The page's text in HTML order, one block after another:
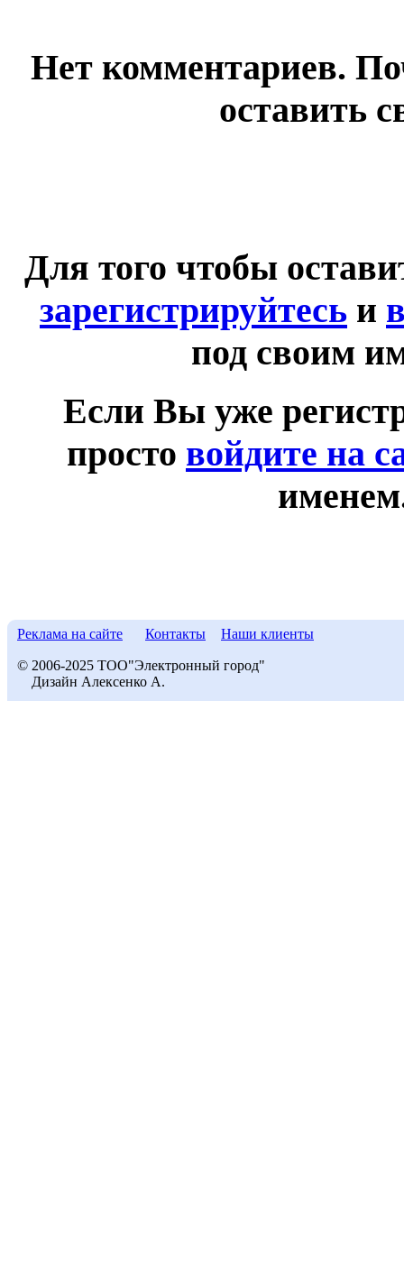
Нет комментариев.
оставить
Для того чтобы
зарегистрируйтесь и
под своим
Если Вы уже
просто войдите на
Реклама на сайте Контакты Наши клиенты
© 2006-2025 ТОО"Электронный город"
Дизайн Алексенко А.